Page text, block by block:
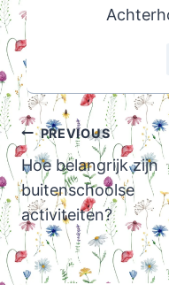
Post
navigation
PREVIOUS
Hoe belangrijk zijn
buitenschoolse
activiteiten?